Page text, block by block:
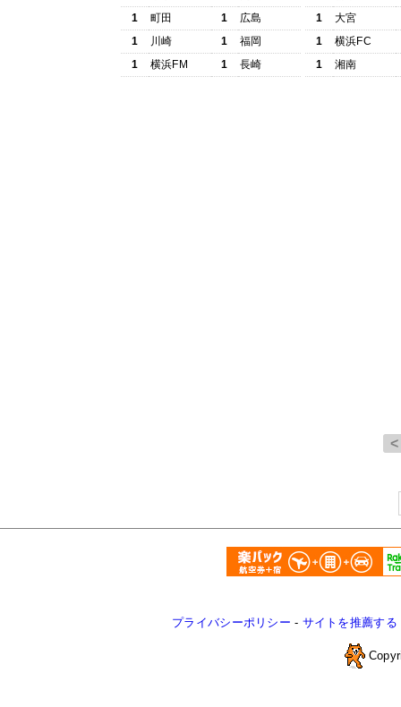
1
町田 1
広島
1
川崎 1
福岡
1
横浜FM 1 長崎
1
大宮
1
横浜FC
1
湘南
プライバシーポリシー - サイトを推薦する